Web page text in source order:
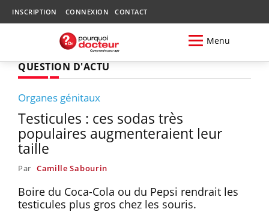
INSCRIPTION CONNEXION CONTACT
Menu
QUESTION D'ACTU
Organes génitaux
Testicules : ces sodas très
populaires augmenteraient leur
taille
Par Camille Sabourin
Boire du Coca-Cola ou du Pepsi rendrait les
testicules plus gros chez les souris.